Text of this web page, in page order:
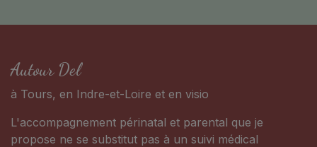
Autour Del
à Tours, en Indre-et-Loire et en visio
L'accompagnement périnatal et parental que je
propose ne se substitut pas à un suivi médical